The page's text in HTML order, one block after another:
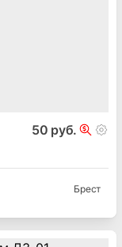
50 руб.
Брест